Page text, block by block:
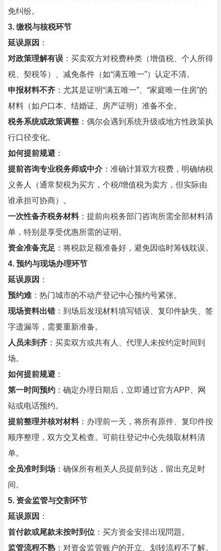
免纠纷。
3. 缴税与核税环节
延误原因 ：
对政策理解有误 ：买卖双方对税费种类（增值税、个人所得
税、契税等）、减免条件（如“满五唯一”）认定不清。
申报材料不齐 ：尤其是证明“满五唯一”、“家庭唯一住房”的
材料（如户口本、结婚证、房产证明）准备不全。
税务系统或政策调整 ：偶尔会遇到系统升级或地方性政策执
行口径变化。
如何提前规避 ：
提前咨询专业税务师或中介 ：准确计算双方税费，明确纳税
义务人（通常契税为买方，个税/增值税为卖方，但实际由
谁承担可协商）。
一次性备齐税务材料：提前向税务部门咨询所需全部材料清
单，特别是享受优惠所需的证明。
资金准备充足 ：将税款足额准备好，避免因临时筹钱耽误。
4. 预约与现场办理环节
延误原因 ：
预约难：热门城市的不动产登记中心预约号紧张。
现场资料出错 ：到场后发现材料填写错误、复印件缺失、签
字遗漏等，需要重新准备。
人员未到齐 ：买卖双方或共有人、代理人未按约定时间到
场。
如何提前规避 ：
第一时间预约 ：确定办理日期后，立即通过官方APP、网
站或电话预约。
提前整理并核对材料：办理前一天，将所有原件、复印件按
顺序整理，双方交叉检查。可前往登记中心先领取材料清
单。
全员准时到场 ：确保所有相关人员提前到达，留出充足时
间。
5. 资金监管与交割环节
延误原因 ：
首付款或尾款未按时到位 ：买方资金安排出现問題。
监管流程不熟 ：对资金监管账户的开立、划转流程不了解。